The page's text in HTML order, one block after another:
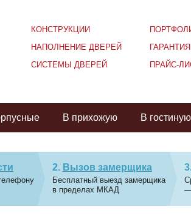
КОНСТРУКЦИИ
НАПОЛНЕНИЕ ДВЕРЕЙ
СИСТЕМЫ ДВЕРЕЙ
ГАРАНТИЯ
ПРАЙС-
В прихожую В гостиную
Вызов замерщика
Бесплатный выезд замерщика
в пределах МКАД
—